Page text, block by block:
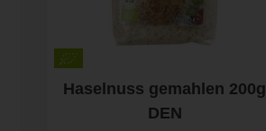
Haselnuss gemahlen 200g
DEN